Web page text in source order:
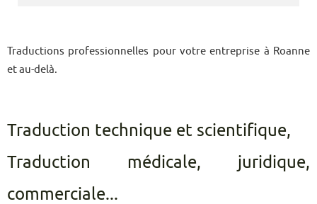
Traductions professionnelles pour votre entreprise à Roanne
et au-delà.
Traduction technique et scientifique,
Traduction médicale, juridique,
commerciale...